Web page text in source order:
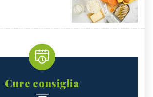
Cure consiglia